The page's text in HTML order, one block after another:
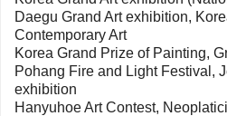
Daegu Grand Art exhibition,
Contemporary Art
Korea Grand Prize of Painting,
Pohang Fire and Light Festival,
exhibition
Hanyuhoe Art Contest,